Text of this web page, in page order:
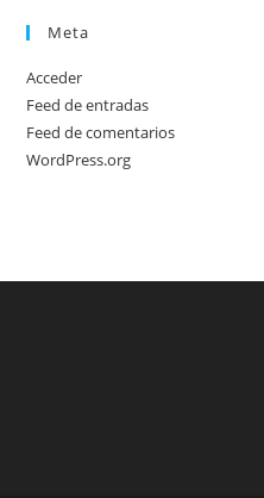
Meta
Acceder
Feed de entradas
Feed de comentarios
WordPress.org